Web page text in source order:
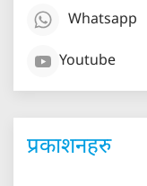
Whatsapp
Youtube
प्रकाशनहरु